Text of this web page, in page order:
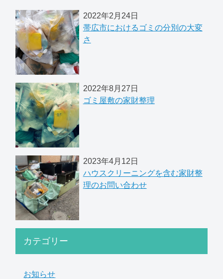
2022年2月24日
帯広市におけるゴミの分別の大変
さ
2022年8月27日
ゴミ屋敷の家財整理
2023年4月12日
ハウスクリーニングを含む家財整
理のお問い合わせ
カテゴリー
お知らせ